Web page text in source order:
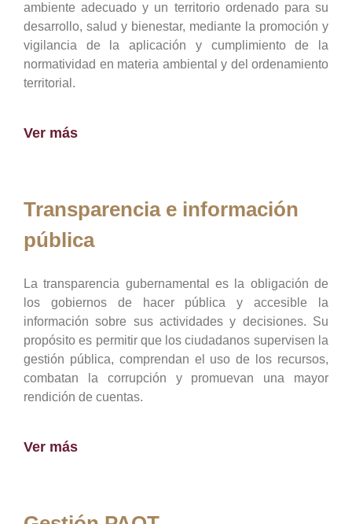
ambiente adecuado y un territorio ordenado para su
desarrollo, salud y bienestar, mediante la promoción y
vigilancia de la aplicación y cumplimiento de la
normatividad en materia ambiental y del ordenamiento
territorial.
Ver más
Transparencia e información
pública
La transparencia gubernamental es la obligación de
los gobiernos de hacer pública y accesible la
información sobre sus actividades y decisiones. Su
propósito es permitir que los ciudadanos supervisen la
gestión pública, comprendan el uso de los recursos,
combatan la corrupción y promuevan una mayor
rendición de cuentas.
Ver más